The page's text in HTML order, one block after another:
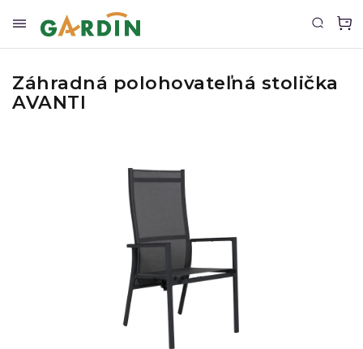
Záhradná polohovateľná stolička
AVANTI